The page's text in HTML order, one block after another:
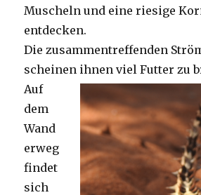
Muscheln und eine riesige
entdecken.
Die zusammentreffenden
scheinen ihnen viel Futter zu
Auf
dem
Wand
erweg
findet
sich